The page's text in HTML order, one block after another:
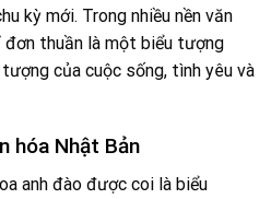
kỳ mới. Trong nhiều nền văn
đơn thuần là một biểu tượng
của cuộc sống, tình yêu và
hóa Nhật Bản
anh đào được coi là biểu